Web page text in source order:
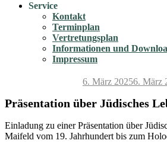
Service
Kontakt
Terminplan
Vertretungsplan
Informationen und
Impressum
Veröffentlicht
6. März 20256. März
Präsentation über Jüdisches
Einladung zu einer Präsentation über
Maifeld vom 19. Jahrhundert bis zum